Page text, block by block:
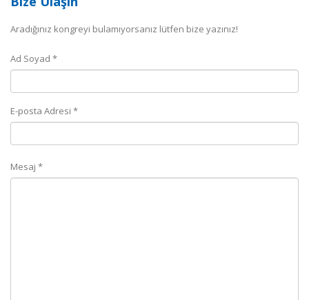
Aradığınız kongreyi bulamıyorsanız lütfen bize yazınız!
Ad Soyad *
E-posta Adresi *
Mesaj *